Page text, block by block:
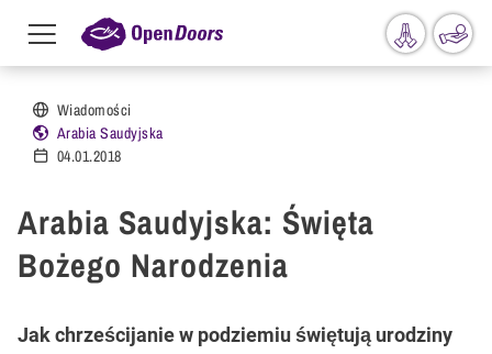
Przejdź do treści
Menu
toggle
Wiadomości
Arabia Saudyjska
04.01.2018
Arabia Saudyjska: Święta
Bożego Narodzenia
Jak chrześcijanie w podziemiu świętują urodziny